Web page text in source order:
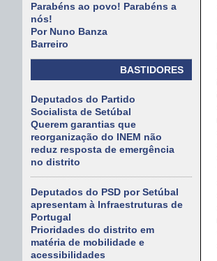
Parabéns ao povo! Parabéns a
nós!
Por Nuno Banza
Barreiro
BASTIDORES
Deputados do Partido
Socialista de Setúbal
Querem garantias que
reorganização do INEM não
reduz resposta de emergência
no distrito
Deputados do PSD por Setúbal
apresentam à Infraestruturas de
Portugal
Prioridades do distrito em
matéria de mobilidade e
acessibilidades